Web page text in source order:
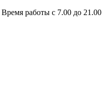
Время работы с 7.00 до 21.00